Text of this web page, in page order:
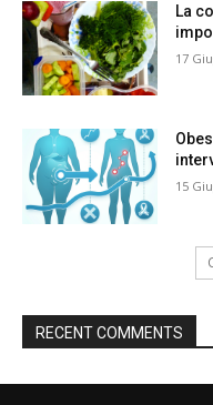
La
17
15
RECENT COMMENTS